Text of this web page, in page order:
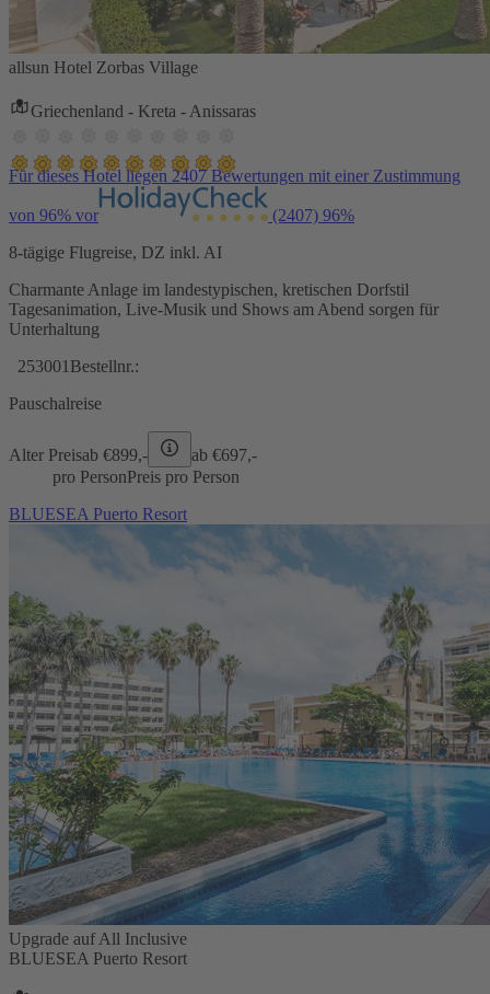
allsun Hotel Zorbas Village
Griechenland - Kreta - Anissaras
Für dieses Hotel liegen 2407 Bewertungen mit einer Zustimmung
von 96% vor (2407) 96%
8-tägige Flugreise, DZ inkl. AI
Charmante Anlage im landestypischen, kretischen Dorfstil
Tagesanimation, Live-Musik und Shows am Abend sorgen für
Unterhaltung
253001 Bestellnr.:
Pauschalreise
Alter Preisab €899,- ab €697,-
pro PersonPreis pro Person
BLUESEA Puerto Resort
Upgrade auf All Inclusive
BLUESEA Puerto Resort